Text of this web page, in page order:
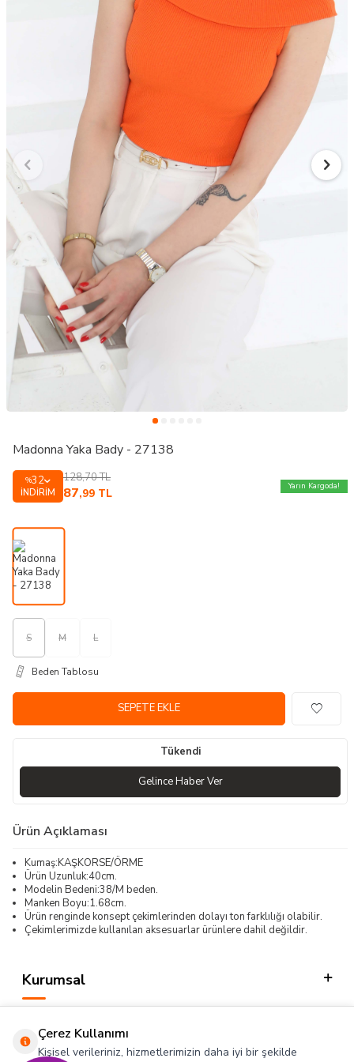
Madonna Yaka Bady - 27138
%32
İNDIRIM
128,70TL
87,99 TL
Yarın Kargoda!
S M L
Beden Tablosu
SEPETE EKLE
Tükendi
Gelince Haber Ver
Ürün Açıklaması
Kumaş:KAŞKORSE/ÖRME
Ürün Uzunluk:40cm.
Modelin Bedeni:38/M beden.
Manken Boyu:1.68cm.
Ürün renginde konsept çekimlerinden dolayı ton farklılığı olabilir.
Çekimlerimizde kullanılan aksesuarlar ürünlere dahil değildir.
Kurumsal
Hızlı Erişim
Çerez Kullanımı
Kişisel verileriniz, hizmetlerimizin daha iyi bir şekilde